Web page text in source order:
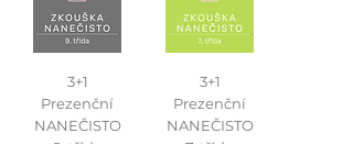
3+1
Prezenční
NANEČISTO
3+1
Prezenční
NANEČISTO